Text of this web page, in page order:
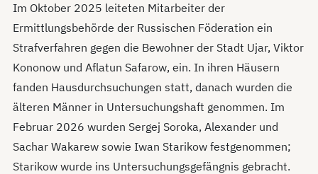
Im Oktober 2025 leiteten Mitarbeiter der
Ermittlungsbehörde der Russischen Föderation ein
Strafverfahren gegen die Bewohner der Stadt Ujar, Viktor
Kononow und Aflatun Safarow, ein. In ihren Häusern
fanden Hausdurchsuchungen statt, danach wurden die
älteren Männer in Untersuchungshaft genommen. Im
Februar 2026 wurden Sergej Soroka, Alexander und
Sachar Wakarew sowie Iwan Starikow festgenommen;
Starikow wurde ins Untersuchungsgefängnis gebracht.